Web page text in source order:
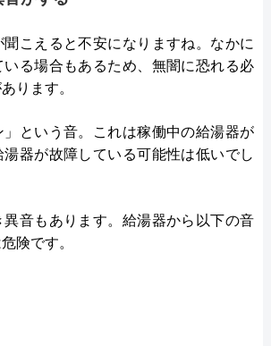
こえると不安になりますね。なかに
いる場合もあるため、無闇に恐れる必
ります。
」という音。これは稼働中の給湯器が
器が故障している可能性は低いでし
異音もあります。給湯器から以下の音
険です。